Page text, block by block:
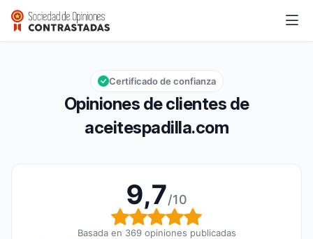
aceitespadilla.com
Calificación global: 9,7 de 10
9,7/10
Opiniones de clientes de
aceitespadilla.com
Certificado de confianza
9,7/10
Calificación global: 9,7
Basada en 369 opiniones publicadas